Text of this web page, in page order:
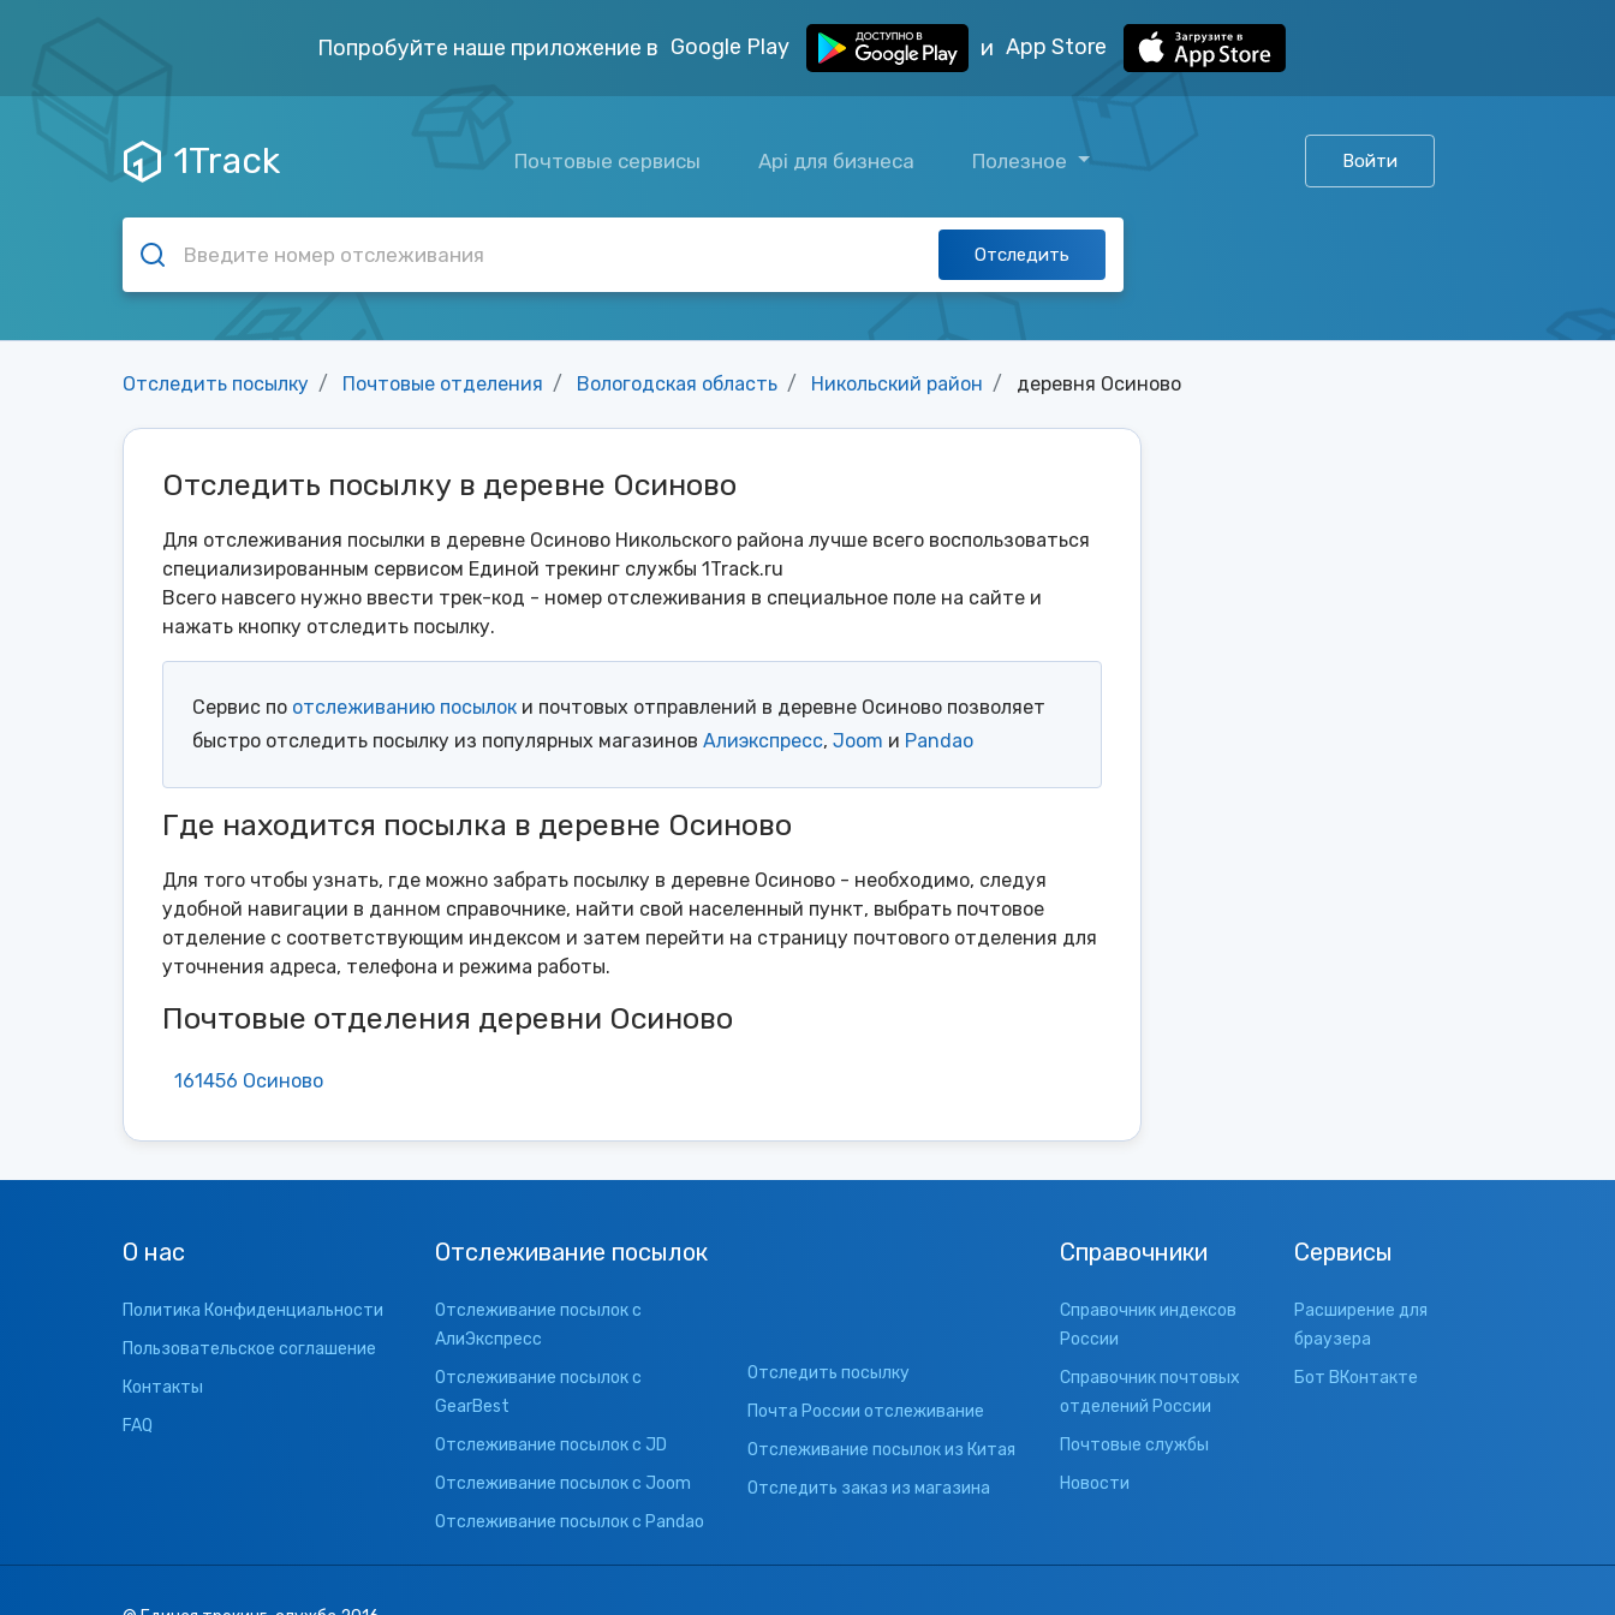
Попробуйте наше приложение в Google Play и App Store
1Track Почтовые сервисы Api для бизнеса Полезное Войти
Отследить
Отследить посылку Почтовые отделения Вологодская область Никольский район деревня Осиново
Отследить посылку в деревне Осиново
Для отслеживания посылки в деревне Осиново Никольского района лучше всего воспользоваться
специализированным сервисом Единой трекинг службы 1Track.ru
Всего навсего нужно ввести трек-код - номер отслеживания в специальное поле на сайте и
нажать кнопку отследить посылку.
Сервис по отслеживанию посылок и почтовых отправлений в деревне Осиново позволяет
быстро отследить посылку из популярных магазинов Алиэкспресс, Joom и Pandao
Где находится посылка в деревне Осиново
Для того чтобы узнать, где можно забрать посылку в деревне Осиново - необходимо, следуя
удобной навигации в данном справочнике, найти свой населенный пункт, выбрать почтовое
отделение с соответствующим индексом и затем перейти на страницу почтового отделения для
уточнения адреса, телефона и режима работы.
Почтовые отделения деревни Осиново
161456 Осиново
О нас
Политика Конфиденциальности
Пользовательское соглашение
Контакты
FAQ
Отслеживание посылок
Отслеживание посылок с
АлиЭкспресс
Отслеживание посылок с
GearBest
Отслеживание посылок с JD
Отслеживание посылок с Joom
Отслеживание посылок с Pandao
Отследить посылку
Почта России отслеживание
Отслеживание посылок из Китая
Отследить заказ из магазина
Справочники
Справочник индексов
России
Справочник почтовых
отделений России
Почтовые службы
Новости
Сервисы
Расширение для
браузера
Бот ВКонтакте